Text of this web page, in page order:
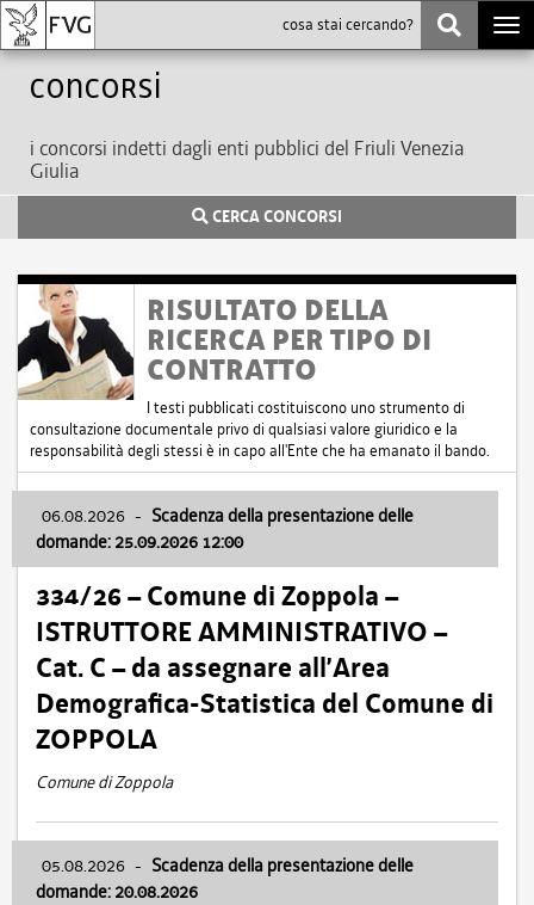
Concorsi
i concorsi indetti dagli enti pubblici del Friuli Venezia
Giulia
CERCA CONCORSI
RISULTATO DELLA
RICERCA PER TIPO DI
CONTRATTO
I testi pubblicati costituiscono uno strumento di
consultazione documentale privo di qualsiasi valore giuridico e la
responsabilità degli stessi è in capo all'Ente che ha emanato il bando.
06.08.2026 - Scadenza della presentazione delle
domande: 25.09.2026 12:00
334/26 – Comune di Zoppola –
ISTRUTTORE AMMINISTRATIVO –
Cat. C – da assegnare all’Area
Demografica-Statistica del Comune di
ZOPPOLA
Comune di Zoppola
05.08.2026 - Scadenza della presentazione delle
domande: 20.08.2026